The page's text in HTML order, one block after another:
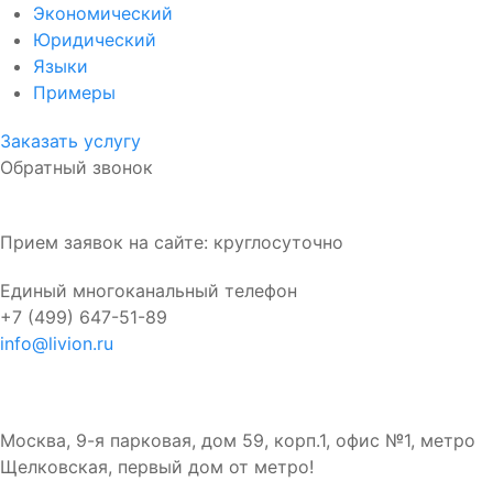
Экономический
Юридический
Языки
Примеры
Заказать услугу
Обратный звонок
Прием заявок на сайте: круглосуточно
Единый многоканальный телефон
+7 (499) 647-51-89
info@livion.ru
Москва, 9-я парковая, дом 59, корп.1, офис №1, метро
Щелковская, первый дом от метро!